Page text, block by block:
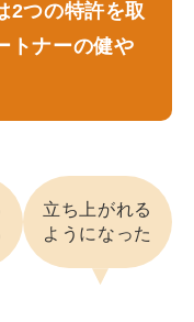
2つの特許を取
トナーの健や
立ち上がれる
ようになった